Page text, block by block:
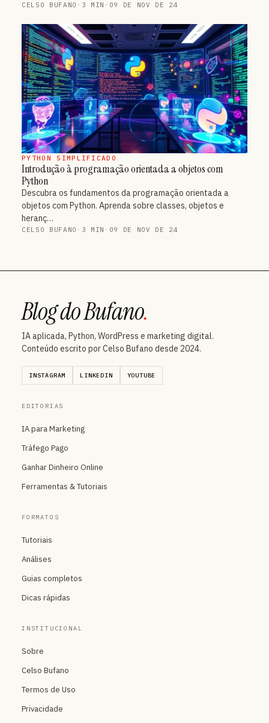
CELSO BUFANO · 3 MIN · 09 DE NOV DE 24
PYTHON SIMPLIFICADO
Introdução à programação orientada a objetos com
Python
Descubra os fundamentos da programação orientada a
objetos com Python. Aprenda sobre classes, objetos e
heranç…
CELSO BUFANO · 3 MIN · 09 DE NOV DE 24
Blog do Bufano.
IA aplicada, Python, WordPress e marketing digital.
Conteúdo escrito por Celso Bufano desde 2024.
INSTAGRAM LINKEDIN YOUTUBE
EDITORIAS
IA para Marketing
Tráfego Pago
Ganhar Dinheiro Online
Ferramentas & Tutoriais
FORMATOS
Tutoriais
Análises
Guias completos
Dicas rápidas
INSTITUCIONAL
Sobre
Celso Bufano
Termos de Uso
Privacidade